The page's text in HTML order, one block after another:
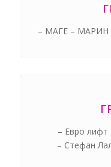
– МАГЕ – МАРИН
– Евро лифт
– Стефан